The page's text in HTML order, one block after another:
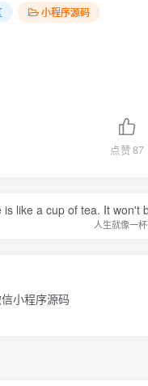
小程序源码
点赞87
is like a cup of tea. It won't
人生就像一
小程序源码